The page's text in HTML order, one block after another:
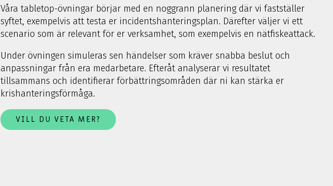
Våra tabletop-övningar börjar med en noggrann planering där vi fastställer
syftet, exempelvis att testa er incidentshanteringsplan. Därefter väljer vi ett
scenario som är relevant för er verksamhet, som exempelvis en nätfiskeattack.
Under övningen simuleras sen händelser som kräver snabba beslut och
anpassningar från era medarbetare. Efteråt analyserar vi resultatet
tillsammans och identifierar förbättringsområden där ni kan stärka er
krishanteringsförmåga.
VILL DU VETA MER?